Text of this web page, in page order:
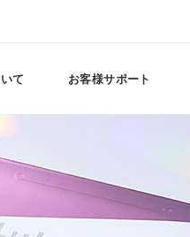
て お客様サポート